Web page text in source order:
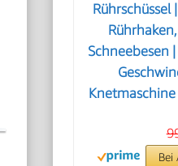
Rührschüssel
Schneebesen
Bei